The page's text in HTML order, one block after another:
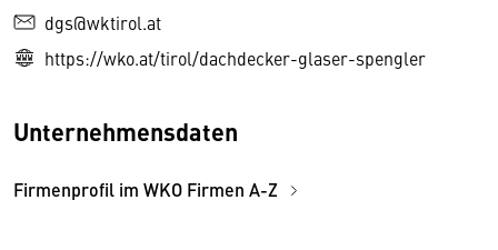
dgs@wktirol.at
https://wko.at/tirol/dachdecker-glaser-spengler
Unternehmensdaten
Firmenprofil im WKO Firmen A-Z